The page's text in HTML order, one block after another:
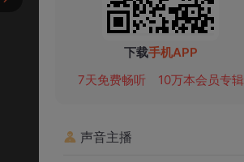
下载手机APP
7天免费畅听
10万本会员专辑
声音主播